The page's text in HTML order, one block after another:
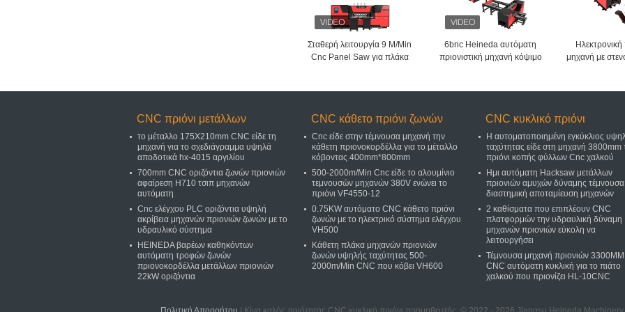
Σταθερή λειτουργία 9 M/Min
Cnc Panel Saw για πλάκα
6bnc Heineda αυτόματη
πριονιστική μηχανή κόψιμο
Ηλεκτρονική
μηχανή με
CNC πριόνι μετάλλων
το μέταλλο 175X210mm CNC είδε τη
μηχανή για το σχεδιάγραμμα υψηλά
αποδοτικά hx-4015 αργιλίου
700mm CNC οριζόντια ζωνών πριονιών
αφαίρεση H710 τσιπ μηχανών
αυτόματη
Cnc ελέγχου PLC οριζόντια υψηλή
ακρίβεια μηχανών πριονιών ζωνών με το
υδραυλικό σύστημα
HEINEDA βαρέων καθηκόντων
αυτόματη τροφών ζωνών
πριονοκορδέλλα μετάλλων πριονιών
22kW οριζόντια
CNC κάθετο πριόνι ζωνών
Cnc είδε στην τέμνουσα μηχανή την
κάθετη πριονοκορδέλλα για το μέταλλο
κόβοντας 400mm*800mm
500-2000m/Min Cnc είδε το αλουμίνιο
τεμνουσών μηχανών 380V ενώνει το
πριόνι VF4550-12
0.75KW αυτόματο CNC κάθετο πριόνι
ζωνών με το ηλεκτρικό σύστημα ελέγχου
VH500
Κάθετη πλάκα μηχανών πριονιών
ζωνών υψηλής ταχύτητας 500-
2000m/Min CNC που κόβει VH600
CNC κυκλικό πριόνι
Η αυτοματοποιημένη εγκύκλιος
ταχύτητας είδε στη μηχανή 3800mm
πριόνι κοπής φύλλων Cnc χαλκού
Ημι αυτόματη Hacksaw μετάλλων
πριονιών αμυχών δύναμης τέμνουσα
διαστημική αποταμίευση μηχανών
2 καθίσματα που επιπλέουν CNC
πλατφορμών την υδραυλική δύναμη
μηχανών πριονιών εύκολη να
λειτουργήσει
Τέμνουσα μηχανή πριονιών 3300MM
CNC αυτόματη κυκλική για το πιάτο
χαλκού που πριονίζει HL-10CNC